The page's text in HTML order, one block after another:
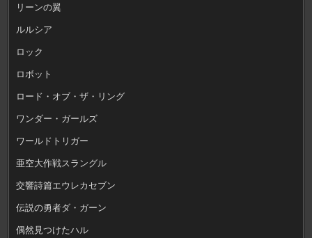
リーンの翼
ルルシア
ロック
ロボット
ロード・オブ・ザ・リング
ワンダー・ガールズ
ワールドトリガー
亜空大作戦スラングル
交響詩篇エウレカセブン
伝説の勇者ダ・ガーン
偶然見つけたハル